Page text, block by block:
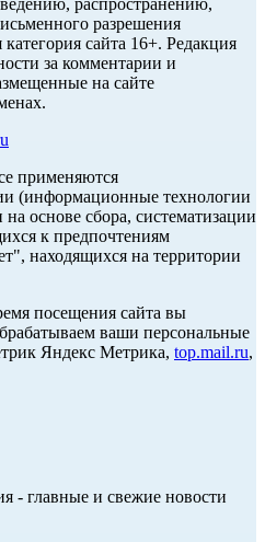
разрешения
сайта 16+. Редакция
за комментарии и
на сайте
применяются
(информационные технологии
основе сбора, систематизации
к предпочтениям
находящихся на территории
посещения сайта вы
ваши персональные
Яндекс Метрика, top.mail.ru,
- главные и свежие новости